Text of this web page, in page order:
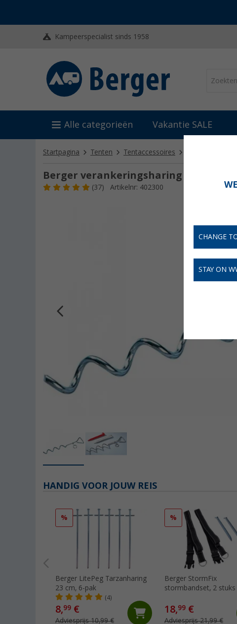
Kampeerspecialist sinds 1958
Alle categorieën Vakantie SALE
Startpagina Tenten Tentaccessoires
Berger verankeringsharing
(37) Artikelnr: 402300
HANDIG VOOR JOUW REIS
%
Berger LitePeg Tarzanharing
23 cm, 6-pak
(4)
8,99 €
Adviesprijs 10,99 €
%
Berger StormFix
stormbandset, 2 stuks
18,99 €
Adviesprijs 21,99 €
CHANGE
STAY ON